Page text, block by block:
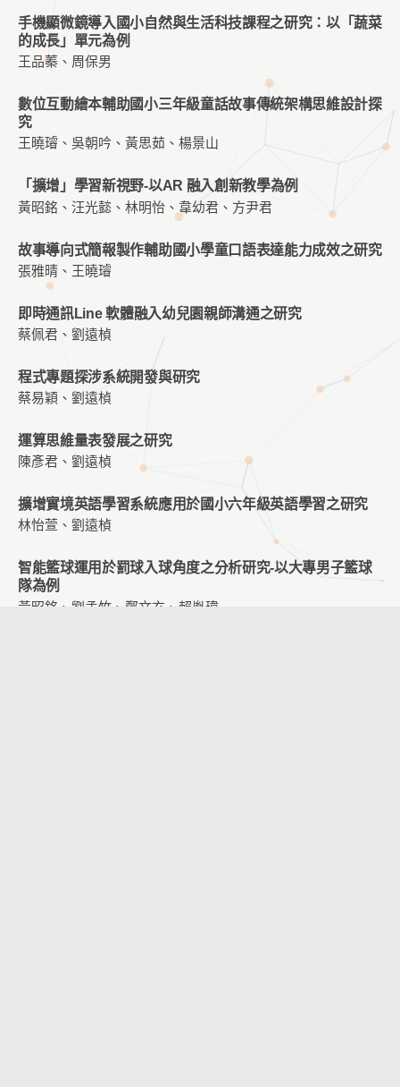
手機顯微鏡導入國小自然與生活科技課程之研究：以「蔬菜
的成長」單元為例
王品蓁、周保男
數位互動繪本輔助國小三年級童話故事傳統架構思維設計探
究
王曉璿、吳朝吟、黃思茹、楊景山
「擴增」學習新視野-以AR 融入創新教學為例
黃昭銘、汪光懿、林明怡、韋幼君、方尹君
故事導向式簡報製作輔助國小學童口語表達能力成效之研究
張雅晴、王曉璿
即時通訊Line 軟體融入幼兒園親師溝通之研究
蔡佩君、劉遠楨
程式專題探涉系統開發與研究
蔡易穎、劉遠楨
運算思維量表發展之研究
陳彥君、劉遠楨
擴增實境英語學習系統應用於國小六年級英語學習之研究
林怡萱、劉遠楨
智能籃球運用於罰球入球角度之分析研究-以大專男子籃球
隊為例
黃昭銘、劉孟竹、鄭文玄、賴胤瑋